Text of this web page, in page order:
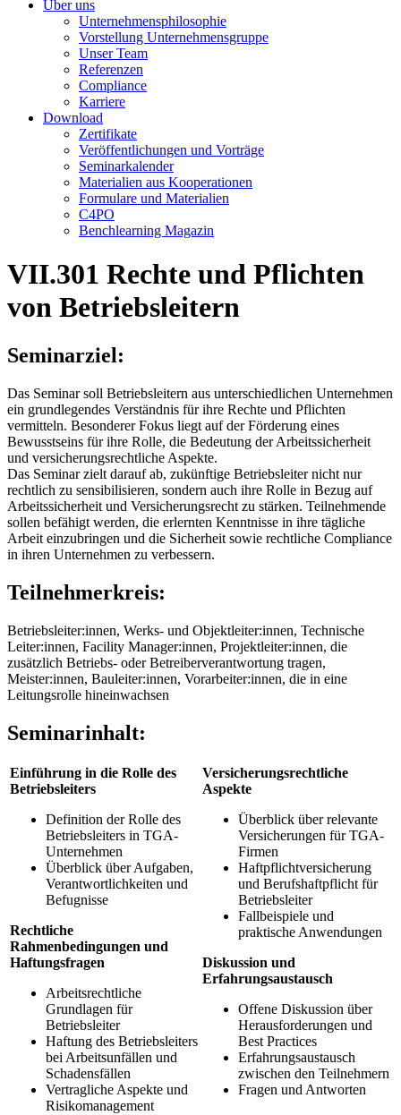
Über uns
Unternehmensphilosophie
Vorstellung Unternehmensgruppe
Unser Team
Referenzen
Compliance
Karriere
Download
Zertifikate
Veröffentlichungen und Vorträge
Seminarkalender
Materialien aus Kooperationen
Formulare und Materialien
C4PO
Benchlearning Magazin
VII.301 Rechte und Pflichten
von Betriebsleitern
Seminarziel:
Das Seminar soll Betriebsleitern aus unterschiedlichen Unternehmen
ein grundlegendes Verständnis für ihre Rechte und Pflichten
vermitteln. Besonderer Fokus liegt auf der Förderung eines
Bewusstseins für ihre Rolle, die Bedeutung der Arbeitssicherheit
und versicherungsrechtliche Aspekte.
Das Seminar zielt darauf ab, zukünftige Betriebsleiter nicht nur
rechtlich zu sensibilisieren, sondern auch ihre Rolle in Bezug auf
Arbeitssicherheit und Versicherungsrecht zu stärken. Teilnehmende
sollen befähigt werden, die erlernten Kenntnisse in ihre tägliche
Arbeit einzubringen und die Sicherheit sowie rechtliche Compliance
in ihren Unternehmen zu verbessern.
Teilnehmerkreis:
Betriebsleiter:innen, Werks- und Objektleiter:innen, Technische
Leiter:innen, Facility Manager:innen, Projektleiter:innen, die
zusätzlich Betriebs- oder Betreiberverantwortung tragen,
Meister:innen, Bauleiter:innen, Vorarbeiter:innen, die in eine
Leitungsrolle hineinwachsen
Seminarinhalt:
Einführung in die Rolle des
Betriebsleiters
Definition der Rolle des
Betriebsleiters in TGA-
Unternehmen
Überblick über Aufgaben,
Verantwortlichkeiten und
Befugnisse
Rechtliche
Rahmenbedingungen und
Haftungsfragen
Arbeitsrechtliche
Grundlagen für
Betriebsleiter
Haftung des Betriebsleiters
bei Arbeitsunfällen und
Schadensfällen
Vertragliche Aspekte und
Risikomanagement
Versicherungsrechtliche
Aspekte
Überblick über relevante
Versicherungen für TGA-
Firmen
Haftpflichtversicherung
und Berufshaftpflicht für
Betriebsleiter
Fallbeispiele und
praktische Anwendungen
Diskussion und
Erfahrungsaustausch
Offene Diskussion über
Herausforderungen und
Best Practices
Erfahrungsaustausch
zwischen den Teilnehmern
Fragen und Antworten